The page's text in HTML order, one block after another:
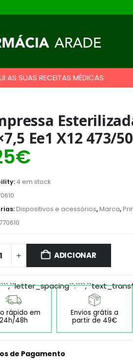
AS SUAS RECEITAS MÉDICAS
Ee1 X12 473/
€
4 em stock
Dispositivos e acessórios,Marca,
ADICIONAR
rápido em
24h/48h
Envios grátis a
partir de 49€
de Pagamento